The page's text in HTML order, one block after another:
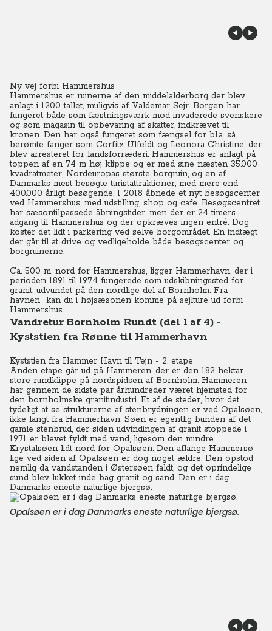
Ny vej forbi Hammershus
Hammershus er ruinerne af den middelalderborg der blev
anlagt i 1200 tallet, muligvis af Valdemar Sejr. Borgen har
fungeret både som fæstningsværk mod invaderede svenskere
og som magasin til opbevaring af skatter, indkrævet til
kronen. Den har også fungeret som fængsel for bl.a. så
berømte fanger som Corfitz Ulfeldt og Leonora Christine, der
blev arresteret for landsforræderi. Hammershus er anlagt på
toppen af en 74 m høj klippe og er med sine næsten 35.000
kvadratmeter, Nordeuropas største borgruin, og en af
Danmarks mest besøgte turistattraktioner, med mere end
400.000 årligt besøgende. I 2018 åbnede et nyt besøgscenter
ved Hammershus, med udstilling, shop og cafe. Besøgscentret
har sæsontilpassede åbningstider, men der er 24 timers
adgang til Hammershus og der opkræves ingen entré. Dog
koster det lidt i parkering ved selve borgområdet. En indtægt
der går til at drive og vedligeholde både besøgscenter og
borgruinerne.
Ca. 500 m. nord for Hammershus, ligger Hammerhavn, der i
perioden 1891 til 1974 fungerede som udskibningssted for
granit, udvundet på den nordlige del af Bornholm. Fra
havnen kan du i højsæsonen komme på sejlture ud forbi
Hammershus.
Vandretur Bornholm Rundt (del 1 af 4) -
Kyststien fra Rønne til Hammerhavn
Kyststien fra Hammer Havn til Tejn - 2. etape
Anden etape går ud på Hammeren, der er den 182 hektar
store rundklippe på nordspidsen af Bornholm. Hammeren
har gennem de sidste par århundreder været hjemsted for
den bornholmske granitindustri. Et af de steder, hvor det
tydeligt at se strukturerne af stenbrydningen er ved Opalsøen,
ikke langt fra Hammerhavn. Søen er egentlig bunden af det
gamle stenbrud, der siden udvindingen af granit stoppede i
1971 er blevet fyldt med vand, ligesom den mindre
Krystalsøen lidt nord for Opalsøen. Den aflange Hammersø
lige ved siden af Opalsøen er dog noget ældre. Den opstod
nemlig da vandstanden i Østersøen faldt, og det oprindelige
sund blev lukket inde bag granit og sand. Den er i dag
Danmarks eneste naturlige bjergsø.
Opalsøen er i dag Danmarks eneste naturlige bjergsø.